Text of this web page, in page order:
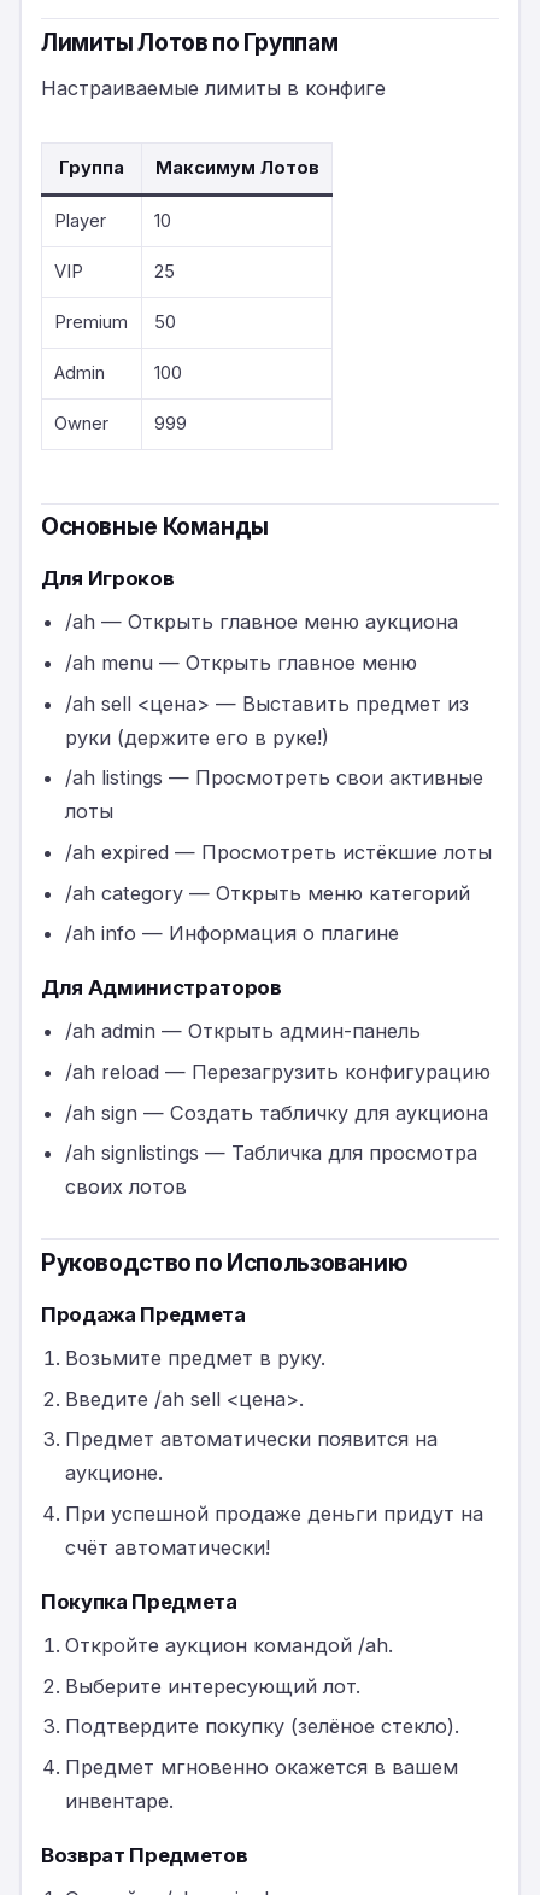
Лимиты Лотов по Группам
Настраиваемые лимиты в конфиге
Группа Максимум Лотов
Player 10
VIP 25
Premium 50
Admin 100
Owner 999
Основные Команды
Для Игроков
/ah — Открыть главное меню аукциона
/ah menu — Открыть главное меню
/ah sell <цена> — Выставить предмет из
руки (держите его в руке!)
/ah listings — Просмотреть свои активные
лоты
/ah expired — Просмотреть истёкшие лоты
/ah category — Открыть меню категорий
/ah info — Информация о плагине
Для Администраторов
/ah admin — Открыть админ-панель
/ah reload — Перезагрузить конфигурацию
/ah sign — Создать табличку для аукциона
/ah signlistings — Табличка для просмотра
своих лотов
Руководство по Использованию
Продажа Предмета
Возьмите предмет в руку.
Введите /ah sell <цена>.
Предмет автоматически появится на
аукционе.
При успешной продаже деньги придут на
счёт автоматически!
Покупка Предмета
Откройте аукцион командой /ah.
Выберите интересующий лот.
Подтвердите покупку (зелёное стекло).
Предмет мгновенно окажется в вашем
инвентаре.
Возврат Предметов